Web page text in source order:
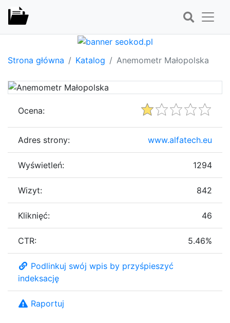
Strona główna Katalog Anemometr Małopolska
Ocena:
Adres strony: www.alfatech.eu
Wyświetleń: 1294
Wizyt: 842
Kliknięć: 46
CTR: 5.46%
Podlinkuj swój wpis by przyśpieszyć
indeksację
Raportuj